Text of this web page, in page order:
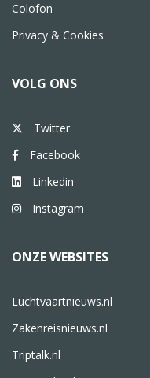
Colofon
Privacy & Cookies
VOLG ONS
Twitter
Facebook
Linkedin
Instagram
ONZE WEBSITES
Luchtvaartnieuws.nl
Zakenreisnieuws.nl
Triptalk.nl